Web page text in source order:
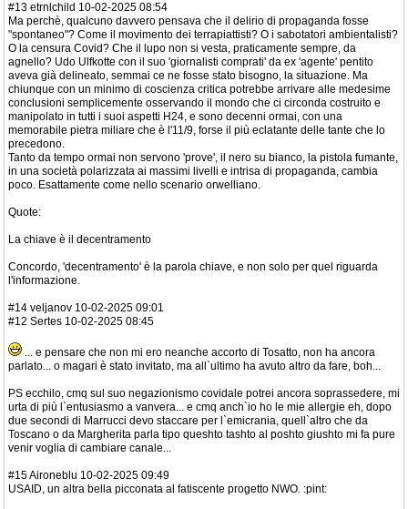
#13 etrnlchild 10-02-2025 08:54
Ma perchè, qualcuno davvero pensava che il delirio di propaganda fosse
"spontaneo"? Come il movimento dei terrapiattisti? O i sabotatori ambientalisti?
O la censura Covid? Che il lupo non si vesta, praticamente sempre, da
agnello? Udo Ulfkotte con il suo 'giornalisti comprati' da ex 'agente' pentito
aveva già delineato, semmai ce ne fosse stato bisogno, la situazione. Ma
chiunque con un minimo di coscienza critica potrebbe arrivare alle medesime
conclusioni semplicemente osservando il mondo che ci circonda costruito e
manipolato in tutti i suoi aspetti H24, e sono decenni ormai, con una
memorabile pietra miliare che è l'11/9, forse il più eclatante delle tante che lo
precedono.
Tanto da tempo ormai non servono 'prove', il nero su bianco, la pistola fumante,
in una società polarizzata ai massimi livelli e intrisa di propaganda, cambia
poco. Esattamente come nello scenario orwelliano.
Quote:
La chiave è il decentramento
Concordo, 'decentramento' è la parola chiave, e non solo per quel riguarda
l'informazione.
#14 veljanov 10-02-2025 09:01
#12 Sertes 10-02-2025 08:45
... e pensare che non mi ero neanche accorto di Tosatto, non ha ancora
parlato... o magari è stato invitato, ma all`ultimo ha avuto altro da fare, boh...
PS ecchilo, cmq sul suo negazionismo covidale potrei ancora soprassedere, mi
urta di più l`entusiasmo a vanvera... e cmq anch`io ho le mie allergie eh, dopo
due secondi di Marrucci devo staccare per l`emicrania, quell`altro che da
Toscano o da Margherita parla tipo queshto tashto al poshto giushto mi fa pure
venir voglia di cambiare canale...
#15 Aironeblu 10-02-2025 09:49
USAID, un altra bella picconata al fatiscente progetto NWO. :pint: